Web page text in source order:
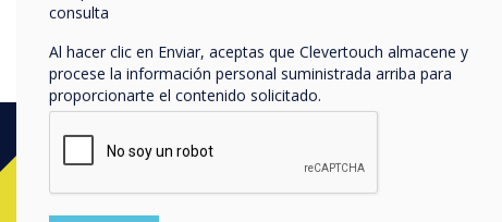
consulta nuestra
Al hacer clic en Enviar, aceptas que Clevertouch almacene y
procese la información personal suministrada arriba para
proporcionarte el contenido solicitado.